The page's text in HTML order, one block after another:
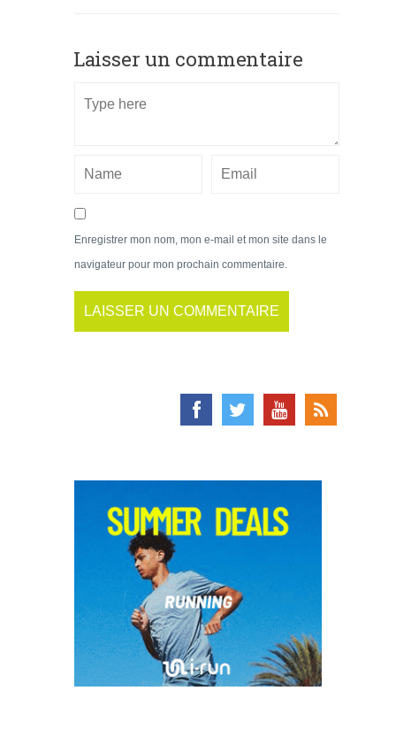
Laisser un commentaire
Enregistrer mon nom, mon e-mail et mon site dans le
navigateur pour mon prochain commentaire.